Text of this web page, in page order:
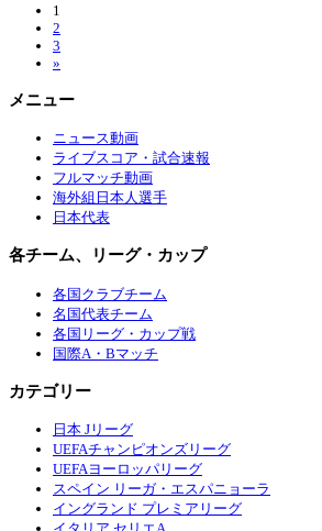
1
2
3
»
メニュー
ニュース動画
ライブスコア・試合速報
フルマッチ動画
海外組日本人選手
日本代表
各チーム、リーグ・カップ
各国クラブチーム
名国代表チーム
各国リーグ・カップ戦
国際A・Bマッチ
カテゴリー
日本 Jリーグ
UEFAチャンピオンズリーグ
UEFAヨーロッパリーグ
スペイン リーガ・エスパニョーラ
イングランド プレミアリーグ